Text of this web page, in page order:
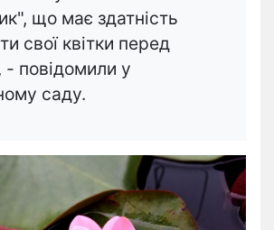
що має здатність
свої квітки перед
повідомили у
саду.